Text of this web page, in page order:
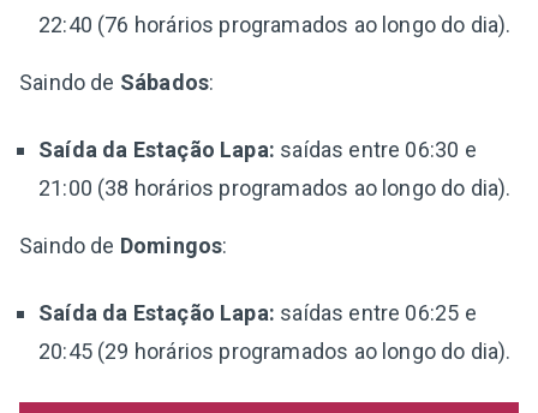
22:40 (76 horários programados ao longo do dia).
Saindo de Sábados:
Saída da Estação Lapa: saídas entre 06:30 e
21:00 (38 horários programados ao longo do dia).
Saindo de Domingos:
Saída da Estação Lapa: saídas entre 06:25 e
20:45 (29 horários programados ao longo do dia).